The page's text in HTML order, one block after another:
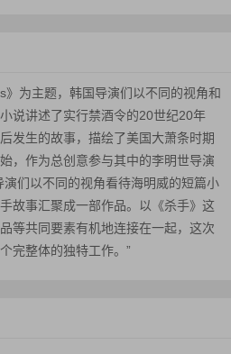
为主题，韩国导演们以不同的视角和
说讲述了实行禁酒令的20世纪20年
发生的故事，描绘了美国大萧条时期
，作为总创意参与其中的李明世导演
演们以不同的视角看待海明威的短篇小
故事汇聚成一部作品。以《杀手》这
等共同要素有机地连接在一起，这次
完整体的独特工作。”